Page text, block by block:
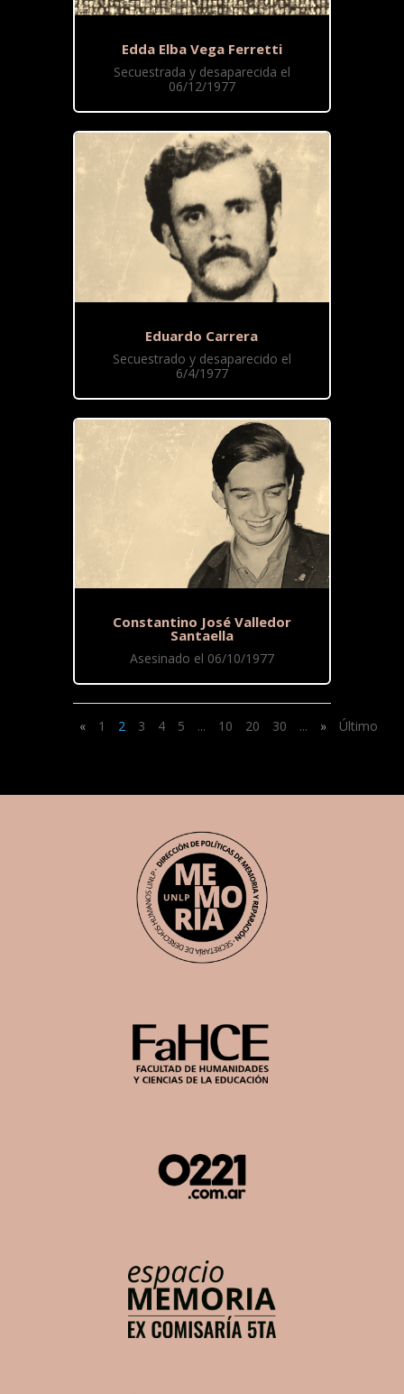
Edda Elba Vega Ferretti
Secuestrada y desaparecida el
06/12/1977
Eduardo Carrera
Secuestrado y desaparecido el
6/4/1977
Constantino José Valledor
Santaella
Asesinado el 06/10/1977
« 1 2 3 4 5 ... 10 20 30 ... » Último